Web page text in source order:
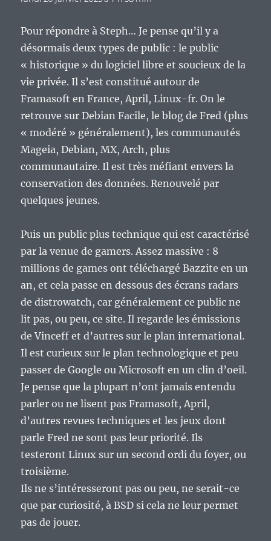
Pour répondre à Steph… Je pense qu’il y a
désormais deux types de public : le public
« historique » du logiciel libre et soucieux de la
vie privée. Il s’est constitué autour de
Framasoft en France, April, Linux-fr. On le
retrouve sur Debian Facile, le blog de Fred (plus
« modéré » généralement), les communautés
Mageia, Debian, MX, Arch, plus
communautaire. Il est très méfiant envers la
conservation des données. Renouvelé par
quelques jeunes.
Puis un public plus technique qui est caractérisé
par la venue de gamers. Assez massive : 8
millions de games ont téléchargé Bazzite en un
an, et cela passe en dessous des écrans radars
de distrowatch, car généralement ce public ne
lit pas, ou peu, ce site. Il regarde les émissions
de Vinceff et d’autres sur le plan international.
Il est curieux sur le plan technologique et peu
passer de Google ou Microsoft en un clin d’oeil.
Je pense que la plupart n’ont jamais entendu
parler ou ne lisent pas Framasoft, April,
d’autres revues techniques et les jeux dont
parle Fred ne sont pas leur priorité. Ils
testeront Linux sur un second ordi du foyer, ou
troisième.
Ils ne s’intéresseront pas ou peu, ne serait-ce
que par curiosité, à BSD si cela ne leur permet
pas de jouer.